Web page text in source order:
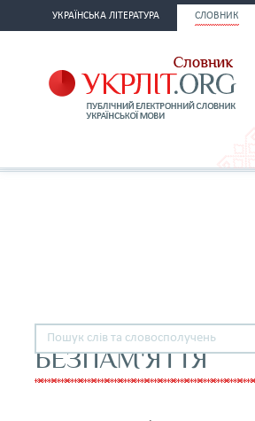
УКРАЇНСЬКА ЛІТЕРАТУРА СЛОВНИК
БЕЗПАМ'ЯТТЯ